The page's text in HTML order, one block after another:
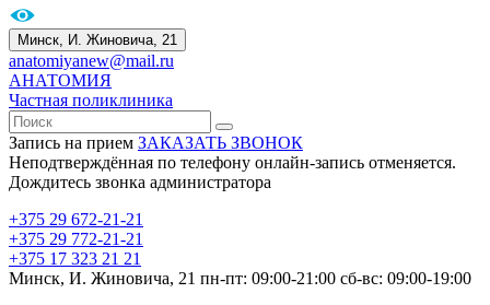
Минск, И. Жиновича, 21
anatomiyanew@mail.ru
АНАТОМИЯ
Частная поликлиника
Запись на прием ЗАКАЗАТЬ ЗВОНОК
Неподтверждённая по телефону онлайн-запись отменяется.
Дождитесь звонка администратора
+375 29 672-21-21
+375 29 772-21-21
+375 17 323 21 21
Минск, И. Жиновича, 21 пн-пт: 09:00-21:00 сб-вс: 09:00-19:00